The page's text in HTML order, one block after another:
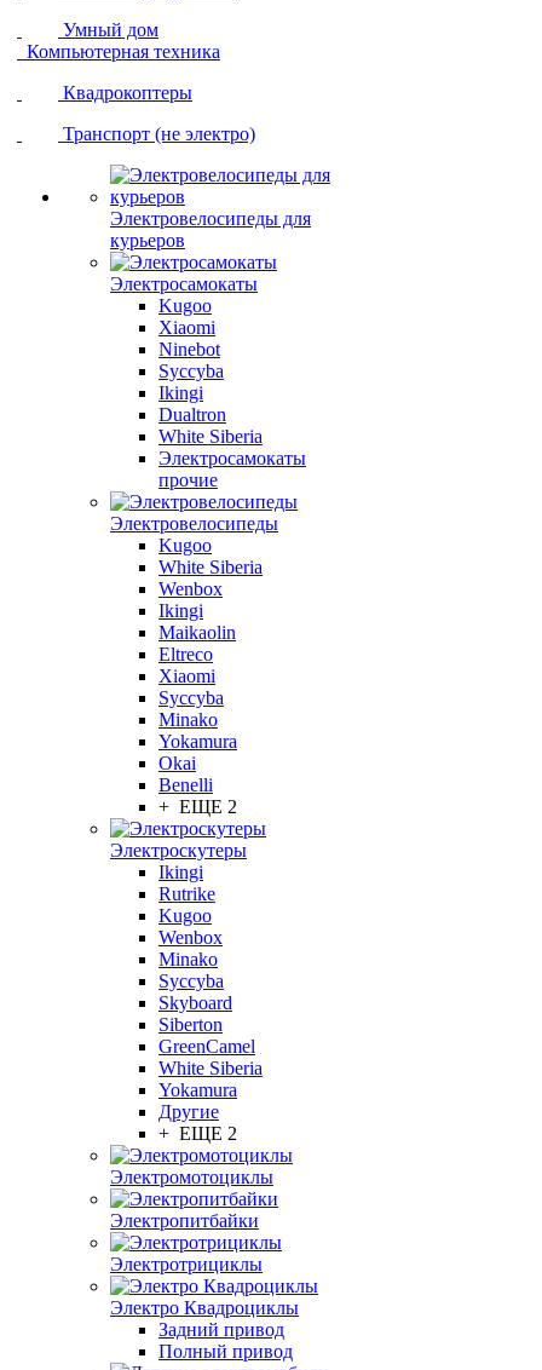
Умный дом
Компьютерная техника
Квадрокоптеры
Транспорт (не электро)
Электровелосипеды для
курьеров
Электросамокаты
Kugoo
Xiaomi
Ninebot
Syccyba
Ikingi
Dualtron
White Siberia
Электросамокаты
прочие
Электровелосипеды
Kugoo
White Siberia
Wenbox
Ikingi
Maikaolin
Eltreco
Xiaomi
Syccyba
Minako
Yokamura
Okai
Benelli
+ ЕЩЕ 2
Электроскутеры
Ikingi
Rutrike
Kugoo
Wenbox
Minako
Syccyba
Skyboard
Siberton
GreenCamel
White Siberia
Yokamura
Другие
+ ЕЩЕ 2
Электромотоциклы
Электропитбайки
Электротрициклы
Электро Квадроциклы
Задний привод
Полный привод